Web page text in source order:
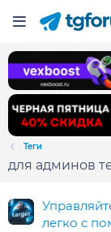
Теги
для админов
легко с